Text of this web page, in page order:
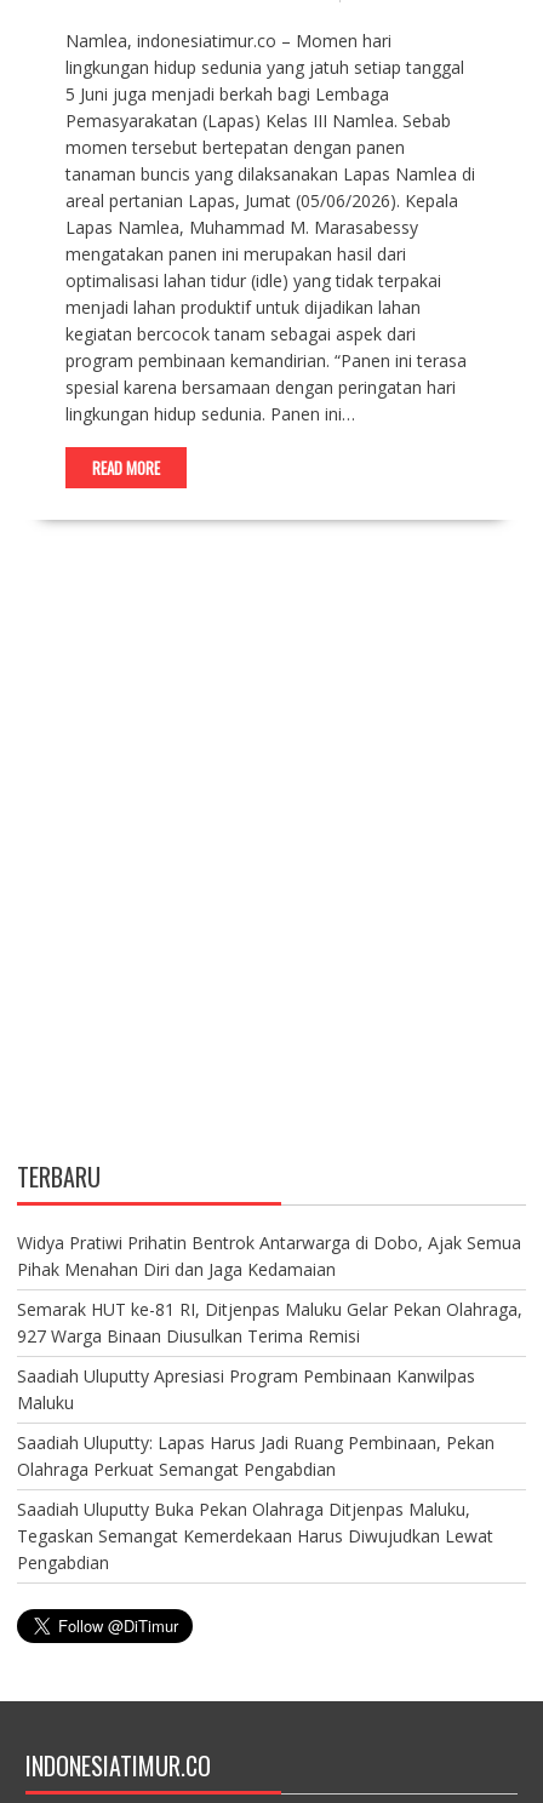
Namlea, indonesiatimur.co – Momen hari
lingkungan hidup sedunia yang jatuh setiap tanggal
5 Juni juga menjadi berkah bagi Lembaga
Pemasyarakatan (Lapas) Kelas III Namlea. Sebab
momen tersebut bertepatan dengan panen
tanaman buncis yang dilaksanakan Lapas Namlea di
areal pertanian Lapas, Jumat (05/06/2026). Kepala
Lapas Namlea, Muhammad M. Marasabessy
mengatakan panen ini merupakan hasil dari
optimalisasi lahan tidur (idle) yang tidak terpakai
menjadi lahan produktif untuk dijadikan lahan
kegiatan bercocok tanam sebagai aspek dari
program pembinaan kemandirian. “Panen ini terasa
spesial karena bersamaan dengan peringatan hari
lingkungan hidup sedunia. Panen ini…
READ MORE
TERBARU
Widya Pratiwi Prihatin Bentrok Antarwarga di Dobo, Ajak Semua
Pihak Menahan Diri dan Jaga Kedamaian
Semarak HUT ke-81 RI, Ditjenpas Maluku Gelar Pekan Olahraga,
927 Warga Binaan Diusulkan Terima Remisi
Saadiah Uluputty Apresiasi Program Pembinaan Kanwilpas
Maluku
Saadiah Uluputty: Lapas Harus Jadi Ruang Pembinaan, Pekan
Olahraga Perkuat Semangat Pengabdian
Saadiah Uluputty Buka Pekan Olahraga Ditjenpas Maluku,
Tegaskan Semangat Kemerdekaan Harus Diwujudkan Lewat
Pengabdian
INDONESIATIMUR.CO